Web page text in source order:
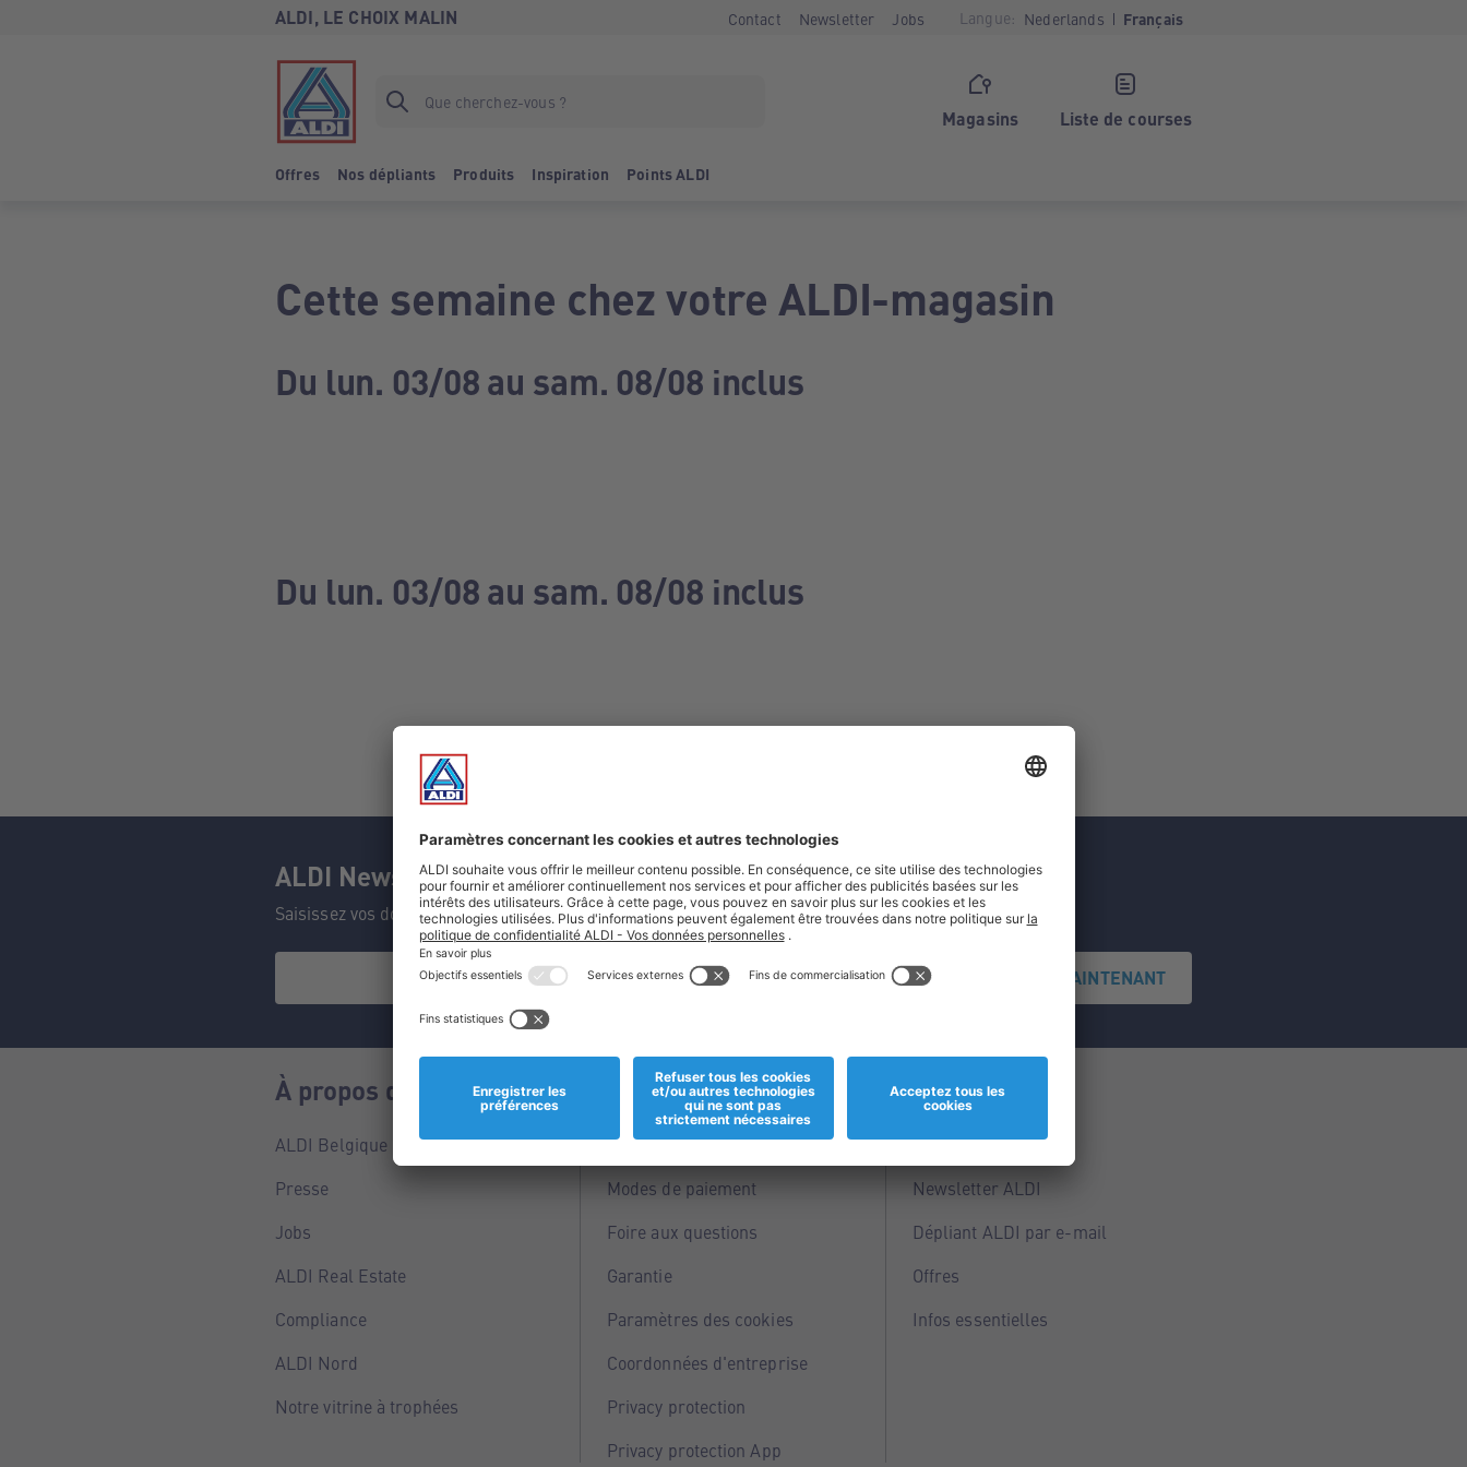
ALDI, LE CHOIX MALIN Contact Newsletter Jobs Langue: Nederlands Français
Magasins Liste de courses
Offres Nos dépliants Produits Inspiration Points ALDI
Cette semaine chez votre ALDI-magasin
Du lun. 03/08 au sam. 08/08 inclus
Du lun. 03/08 au sam. 08/08 inclus
ALDI Newsletter
Saisissez vos données et ne manquez aucune de nos offres.
S'INSCRIRE MAINTENANT
À propos de nous
ALDI Belgique
Presse
Jobs
ALDI Real Estate
Compliance
ALDI Nord
Notre vitrine à trophées
Informations
Magasins
Modes de paiement
Foire aux questions
Garantie
Paramètres des cookies
Coordonnées d'entreprise
Privacy protection
Privacy protection App
Service
Points ALDI
Newsletter ALDI
Dépliant ALDI par e-mail
Offres
Infos essentielles